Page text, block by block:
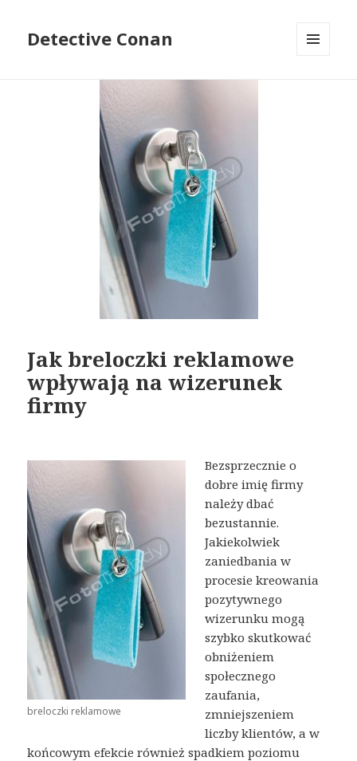
Detective Conan
Jak breloczki reklamowe
wpływają na wizerunek
firmy
breloczki reklamowe
Bezsprzecznie o
dobre imię firmy
należy dbać
bezustannie.
Jakiekolwiek
zaniedbania w
procesie kreowania
pozytywnego
wizerunku mogą
szybko skutkować
obniżeniem
społecznego
zaufania,
zmniejszeniem
liczby klientów, a w
końcowym efekcie również spadkiem poziomu